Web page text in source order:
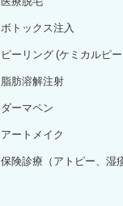
ボトックス注入
ピーリング (ケミカルピ
脂肪溶解注射
ダーマペン
アートメイク
保険診療（アトピー、湿